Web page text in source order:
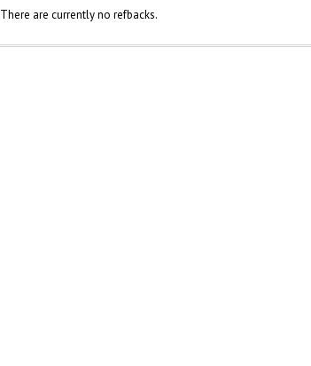
There are currently no refbacks.